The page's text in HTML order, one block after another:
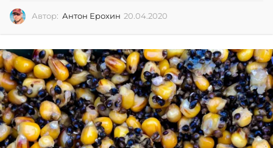
Автор: Антон Ерохин 20.04.2020
0
4
.
2
0
2
0